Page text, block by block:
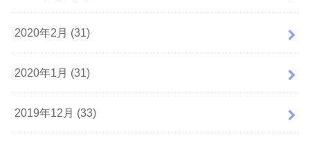
2020年2月 (31)
2020年1月 (31)
2019年12月 (33)